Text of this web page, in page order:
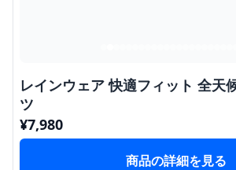
レインウェア 快適フィット 全天
ツ
¥7,980
商品の詳細を見る